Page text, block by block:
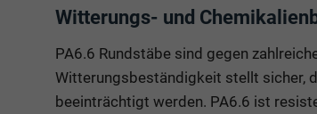
Witterungs- und
PA6.6 Rundstäbe sind gegen
Witterungsbeständigkeit stellt sicher,
beeinträchtigt werden. PA6.6 ist